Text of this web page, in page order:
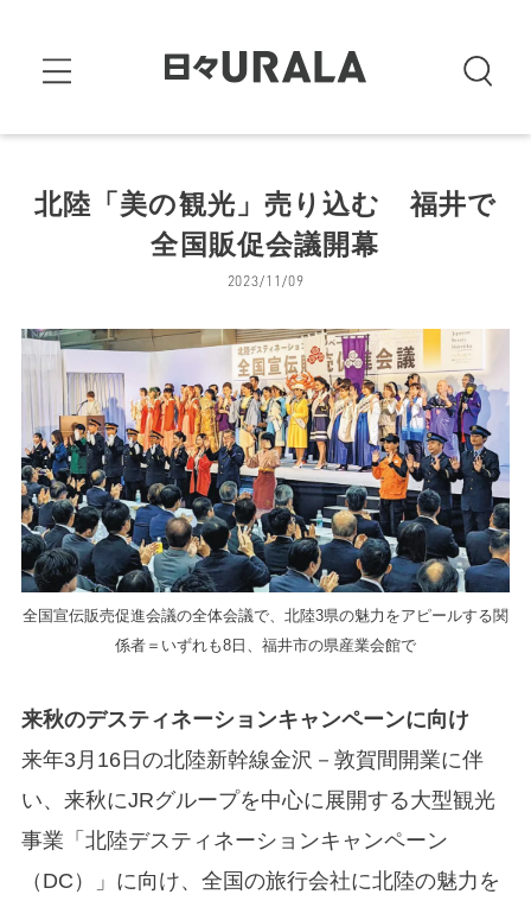
北陸「美の観光」売り込む 福井で
全国販促会議開幕
2023/11/09
全国宣伝販売促進会議の全体会議で、北陸3県の魅力をアピールする関
係者＝いずれも8日、福井市の県産業会館で
来秋のデスティネーションキャンペーンに向け
来年3月16日の北陸新幹線金沢－敦賀間開業に伴
い、来秋にJRグループを中心に展開する大型観光
事業「北陸デスティネーションキャンペーン
（DC）」に向け、全国の旅行会社に北陸の魅力を